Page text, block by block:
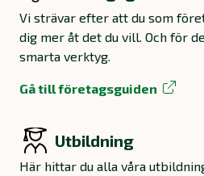
Vi strävar efter att du som
dig mer åt det du vill. Och för
smarta verktyg.
Gå till företagsguiden
Utbildning
Här hittar du alla våra